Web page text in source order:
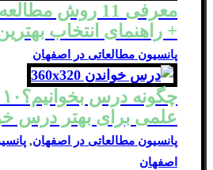
معرفی 11 روش
+ راهنمای انتخاب
پانسیون مطالعاتی در اصفهان
علمی برای بهتر درس
پانسیون مطالعاتی در اصفهان,
اصفهان